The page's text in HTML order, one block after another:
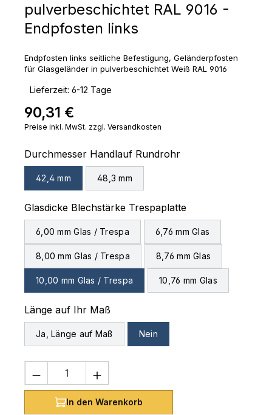
pulverbeschichtet RAL 9016 -
Endpfosten links
Endpfosten links seitliche Befestigung, Geländerpfosten
für Glasgeländer in pulverbeschichtet Weiß RAL 9016
Lieferzeit: 6-12 Tage
Regulärer Preis:
90,31 €
Preise inkl. MwSt. zzgl. Versandkosten
Durchmesser Handlauf Rundrohrauswählen
42,4 mm 48,3 mm
Glasdicke Blechstärke Trespaplatteauswählen
6,00 mm Glas / Trespa 6,76 mm Glas
8,00 mm Glas / Trespa 8,76 mm Glas
10,00 mm Glas / Trespa 10,76 mm Glas
Länge auf Ihr Maß
Ja, Länge auf Maß Nein
Produkt Anzahl: Gib den
In den Warenkorb